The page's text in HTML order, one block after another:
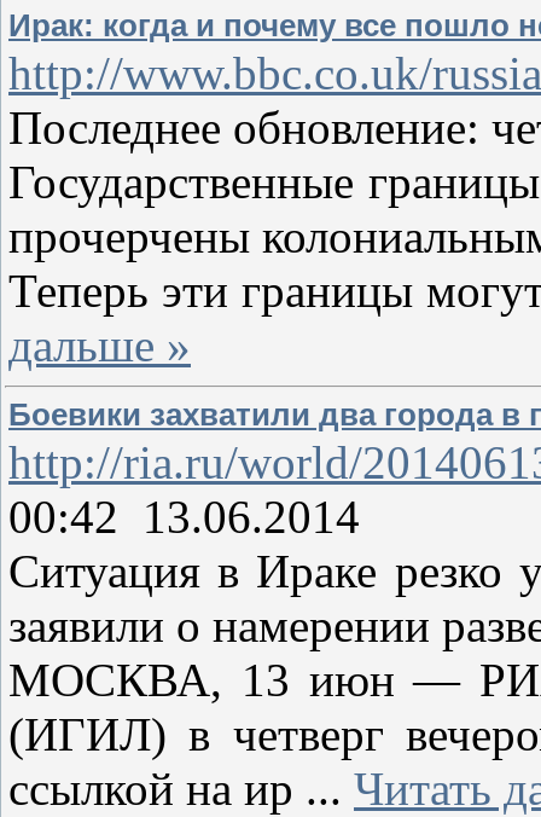
Ирак: когда и почему все пошло
http://www.bbc.co.uk/
Последнее обновление:
Государственные
прочерчены
Теперь эти границы
дальше »
Боевики захватили два города
http://ria.ru/world/
00:42 13.06.2014
Ситуация в Ираке резко
заявили о намерении
МОСКВА, 13 июн — РИА
(ИГИЛ) в четверг
ссылкой на ир ... Читать